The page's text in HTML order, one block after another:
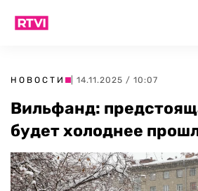
НОВОСТИ | 14.11.2025 / 10:07
Вильфанд:
будет холоднее